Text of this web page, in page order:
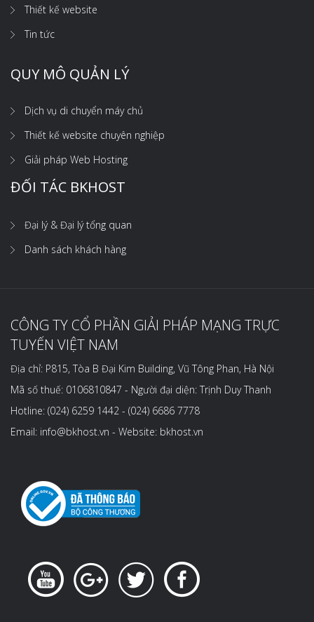
Thiết kế website
Tin tức
QUY MÔ QUẢN LÝ
Dịch vụ di chuyển máy chủ
Thiết kế website chuyên nghiệp
Giải pháp Web Hosting
ĐỐI TÁC BKHOST
Đại lý & Đại lý tổng quan
Danh sách khách hàng
CÔNG TY CỔ PHẦN GIẢI PHÁP MẠNG TRỰC
TUYẾN VIỆT NAM
Địa chỉ: P815, Tòa B Đại Kim Building, Vũ Tông Phan, Hà Nội
Mã số thuế: 0106810847 - Người đại diện: Trịnh Duy Thanh
Hotline: (024) 6259 1442 - (024) 6686 7778
Email: info@bkhost.vn - Website: bkhost.vn